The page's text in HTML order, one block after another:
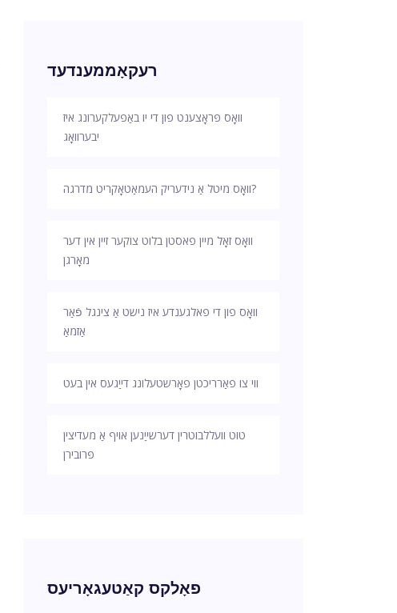
רעקאָממענדעד
וואָס פּראָצענט פון די יו באַפעלקערונג איז
יבערוואָג
וואָס מיטל אַ נידעריק העמאַטאָקריט מדרגה?
וואָס זאָל מיין פאסטן בלוט צוקער זיין אין דער
מאָרגן
וואָס פון די פאלגענדע איז נישט אַ צינגל פֿאַר
אַזמאַ
ווי צו פאַרריכטן פאָרשטעלונג דייַגעס אין בעט
טוט וועללבוטרין דערשייַנען אויף אַ מעדיצין
פּרובירן
פאָלקס קאַטעגאָריעס